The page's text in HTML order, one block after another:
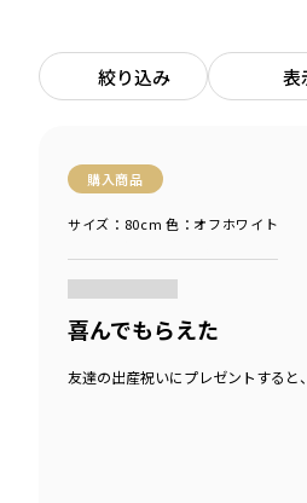
絞り込み 表
購入商品
サイズ：80cm 色：オフホワイト
喜んでもらえた
友達の出産祝いにプレゼントすると